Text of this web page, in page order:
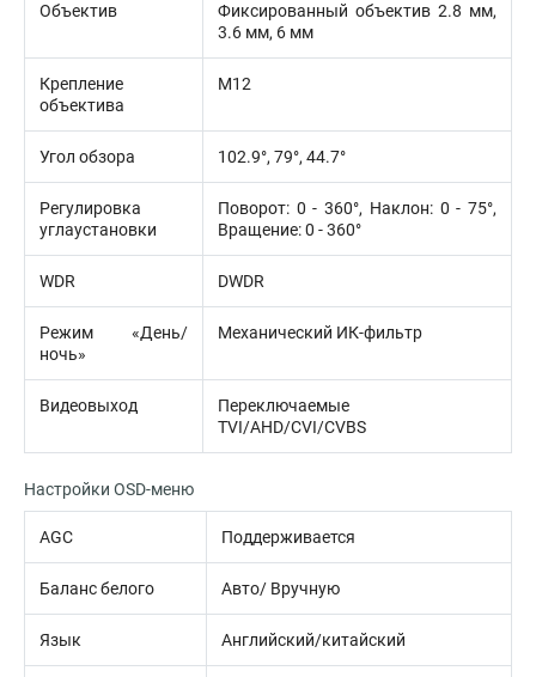
Объектив
Фиксированный объектив 2.8 мм,
3.6 мм, 6 мм
Крепление
объектива
М12
Угол обзора 102.9°, 79°, 44.7°
Регулировка
углаустановки
Поворот: 0 - 360°, Наклон: 0 - 75°,
Вращение: 0 - 360°
WDR DWDR
Режим «День/
ночь»
Механический ИК-фильтр
Видеовыход
Переключаемые
TVI/AHD/CVI/CVBS
Настройки OSD-меню
AGC Поддерживается
Баланс белого Авто/ Вручную
Язык Английский/китайский